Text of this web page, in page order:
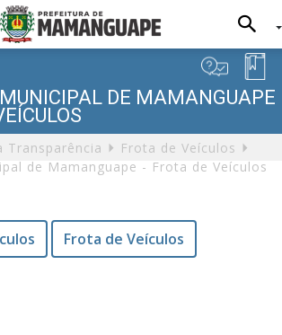
DE MAMANGUAPE
Transparência
Frota de Veículos
de Mamanguape - Frota de Veículos
Frota de Veículos